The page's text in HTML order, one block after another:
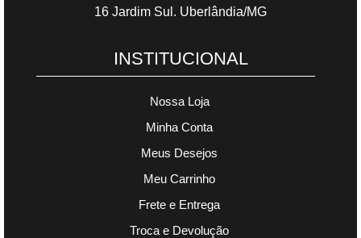
16 Jardim Sul. Uberlândia/MG
INSTITUCIONAL
Nossa Loja
Minha Conta
Meus Desejos
Meu Carrinho
Frete e Entrega
Troca e Devolução